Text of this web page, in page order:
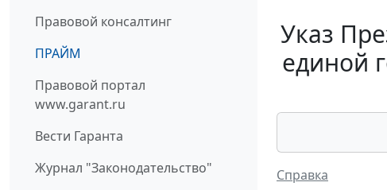
Правовой консалтинг
ПРАЙМ
Правовой портал
www.garant.ru
Вести Гаранта
Журнал "Законодательство"
Указ
единой
Справка